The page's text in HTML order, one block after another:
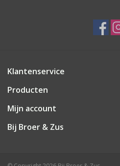
Klantenservice
Producten
Mijn account
Bij Broer & Zus